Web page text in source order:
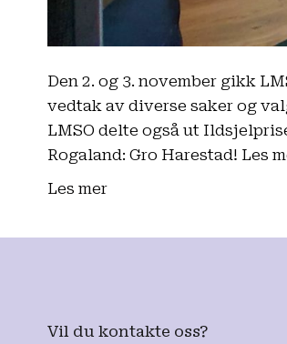
Den 2. og 3. november gikk
vedtak av diverse saker og
LMSO delte også ut
Rogaland: Gro Harestad! Les
Les mer
Vil du kontakte oss?